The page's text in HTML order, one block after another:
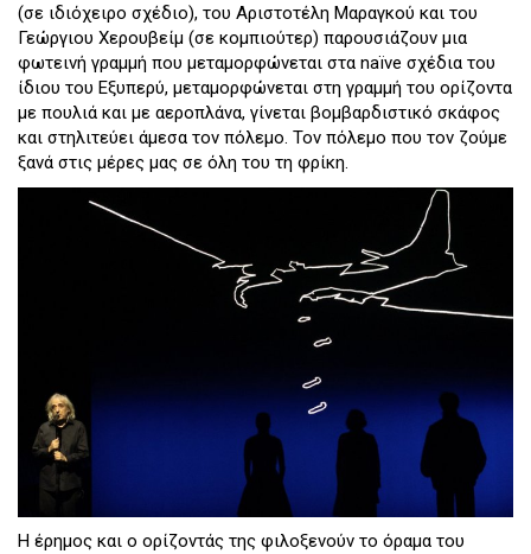
(σε ιδιόχειρο σχέδιο), του Αριστοτέλη Μαραγκού και του
Γεώργιου Χερουβείμ (σε κομπιούτερ) παρουσιάζουν μια
φωτεινή γραμμή που μεταμορφώνεται στα naïve σχέδια του
ίδιου του Εξυπερύ, μεταμορφώνεται στη γραμμή του ορίζοντα
με πουλιά και με αεροπλάνα, γίνεται βομβαρδιστικό σκάφος
και στηλιτεύει άμεσα τον πόλεμο. Τον πόλεμο που τον ζούμε
ξανά στις μέρες μας σε όλη του τη φρίκη.
Η έρημος και ο ορίζοντάς της φιλοξενούν το όραμα του